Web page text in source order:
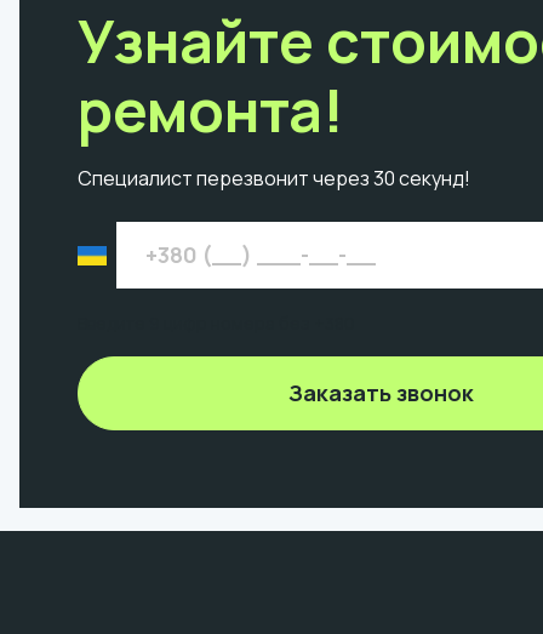
Узнайте
ремонта!
Специалист перезвонит через 30 секунд!
Заказать звонок